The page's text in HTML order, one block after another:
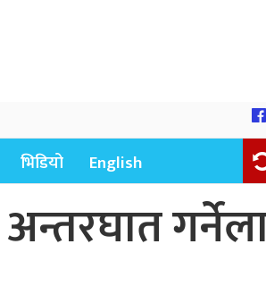
भिडियो English